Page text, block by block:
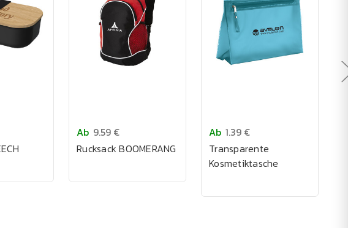
Ab 9.59 €
Rucksack BOOMERANG
Ab 1.39 €
Transparente
Kosmetiktasche